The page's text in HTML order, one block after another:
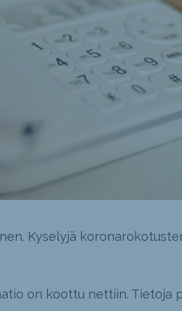
Kyselyjä
on koottu nettiin. Tietoja